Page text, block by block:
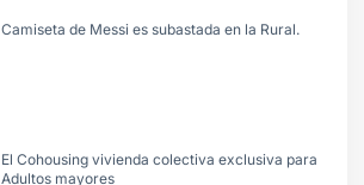
Camiseta de Messi es subastada en la Rural.
El Cohousing vivienda colectiva exclusiva para
Adultos mayores